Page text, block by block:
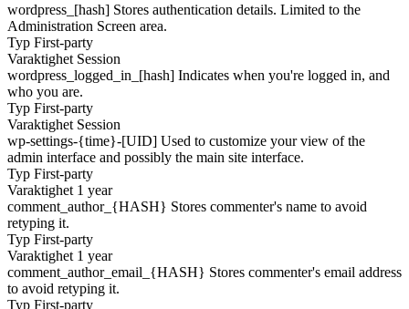
wordpress_[hash] Stores authentication details. Limited to the
Administration Screen area.
Typ First-party
Varaktighet Session
wordpress_logged_in_[hash] Indicates when you're logged in, and
who you are.
Typ First-party
Varaktighet Session
wp-settings-{time}-[UID] Used to customize your view of the
admin interface and possibly the main site interface.
Typ First-party
Varaktighet 1 year
comment_author_{HASH} Stores commenter's name to avoid
retyping it.
Typ First-party
Varaktighet 1 year
comment_author_email_{HASH} Stores commenter's email address
to avoid retyping it.
Typ First-party